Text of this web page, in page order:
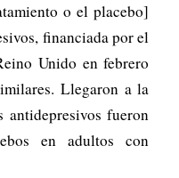
o el placebo]
financiada por el
Unido en febrero
Llegaron a la
fueron
en adultos con